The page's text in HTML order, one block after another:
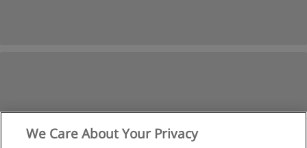
We Care About Your Privacy